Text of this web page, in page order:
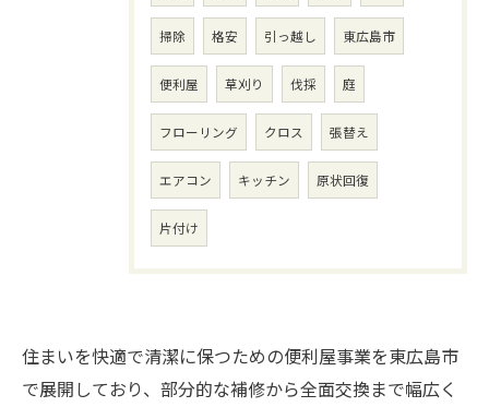
掃除 格安 引っ越し 東広島市
便利屋 草刈り 伐採 庭
フローリング クロス 張替え
エアコン キッチン 原状回復
片付け
住まいを快適で清潔に保つための便利屋事業を東広島市
で展開しており、部分的な補修から全面交換まで幅広く
お問い合わせはこちら